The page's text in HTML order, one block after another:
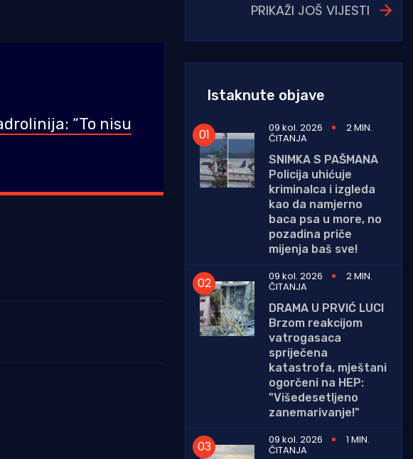
“To nisu
PRIKAŽI JOŠ VIJESTI
Istaknute objave
09 kol. 2026 2 MIN.
ČITANJA
SNIMKA S PAŠMANA
Policija uhićuje
kriminalca i izgleda
kao da namjerno
baca psa u more, no
pozadina priče
mijenja baš sve!
09 kol. 2026
2 MIN.
ČITANJA
DRAMA U PRVIĆ LUCI
Brzom reakcijom
vatrogasaca
spriječena
katastrofa, mještani
ogorčeni na HEP:
"Višedesetljeno
zanemarivanje!"
09 kol. 2026
1 MIN.
ČITANJA